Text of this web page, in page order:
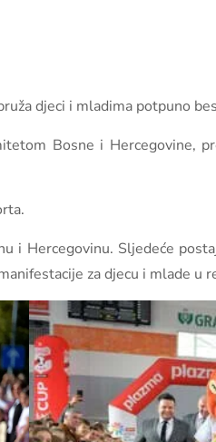
djeci i mladima potpuno
Bosne i Hercegovine,
Hercegovinu. Sljedeće
za djecu i mlade u